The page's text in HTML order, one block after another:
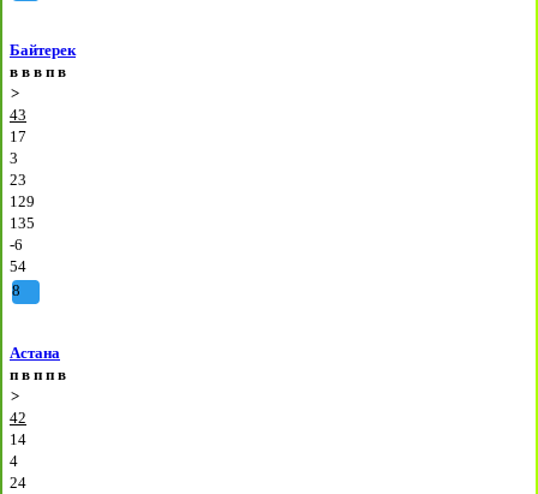
Байтерек
в в в п в
>
43
17
3
23
129
135
-6
54
8
Астана
п в п п в
>
42
14
4
24